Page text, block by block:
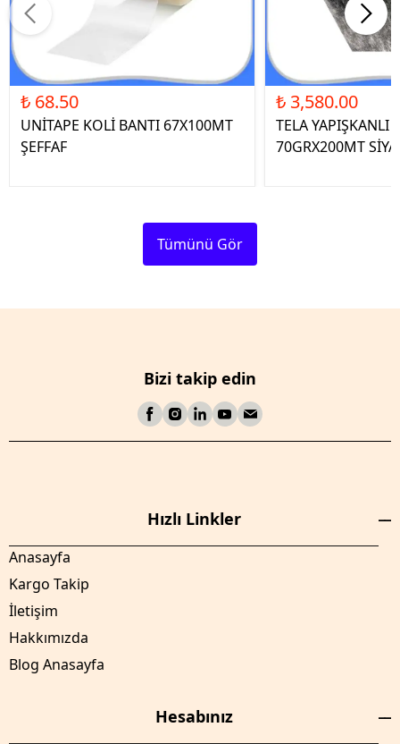
₺ 68.50
UNİTAPE KOLİ BANTI 67X100MT
ŞEFFAF
₺ 3,580.00
TELA YAPIŞKANLI
70GRX200MT
Tümünü Gör
Bizi takip edin
Hızlı Linkler
Anasayfa
Kargo Takip
İletişim
Hakkımızda
Blog Anasayfa
Hesabınız